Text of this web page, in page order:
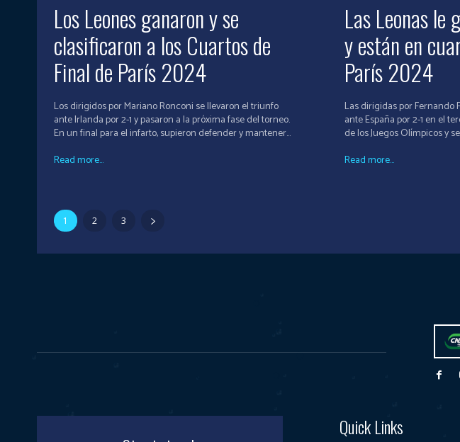
Los Leones ganaron y se
clasificaron a los Cuartos de
Final de París 2024
Los dirigidos por Mariano Ronconi se llevaron el triunfo
ante Irlanda por 2-1 y pasaron a la próxima fase del torneo.
En un final para el infarto, supieron defender y mantener...
Read more...
Las Leonas le
y están en
París 2024
Las dirigidas por Fernando
ante España por 2-1 en el
de los Juegos Olímpicos y
Read more...
1 2 3
Quick Links